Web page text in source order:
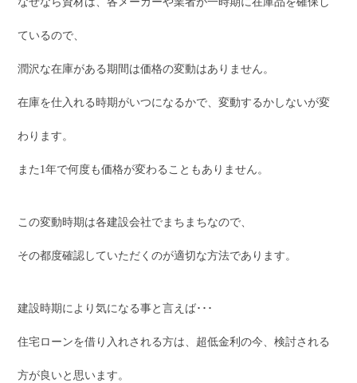
ているので、
潤沢な在庫がある期間は価格の変動はありません。
在庫を仕入れる時期がいつになるかで、変動するかしないが変
わります。
また1年で何度も価格が変わることもありません。
この変動時期は各建設会社でまちまちなので、
その都度確認していただくのが適切な方法であります。
建設時期により気になる事と言えば･･･
住宅ローンを借り入れされる方は、超低金利の今、検討される
方が良いと思います。